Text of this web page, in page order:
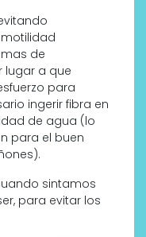
de
lugar a que
para
ingerir fibra en
de agua (lo
para el buen
sintamos
para evitar los